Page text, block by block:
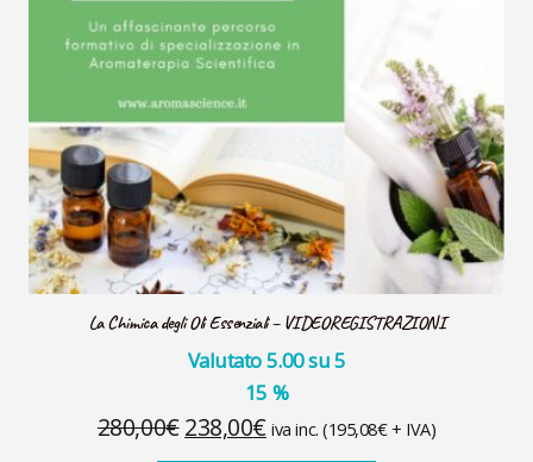
La Chimica degli Oli Essenziali – VIDEOREGISTRAZIONI
Valutato5.00su 5
15 %
280,00€ Il
238,00€Iliva inc. (195,08€+ IVA)